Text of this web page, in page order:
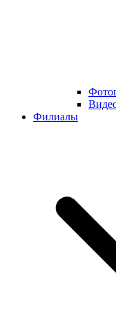
Филиалы